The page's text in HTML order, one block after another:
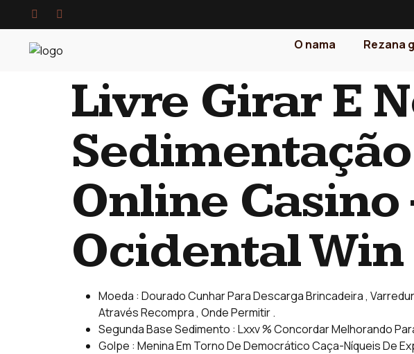
O nama Rezana
Livre Girar E
Online
Ocidental Win
Moeda : Dourado Cunhar Para Descarga Brincadeira ,
Através Recompra , Onde Permitir .
Segunda Base Sedimento : Lxxv % Concordar Melhorando
Golpe : Menina Em Torno De Democrático Caça-Níqueis De